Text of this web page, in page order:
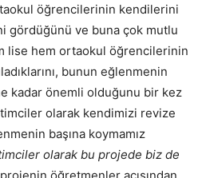
öğrencilerinin kendilerini
gördüğünü ve buna çok mutlu
lise hem ortaokul öğrencilerinin
bunun eğlenmenin
kadar önemli olduğunu bir kez
olarak kendimizi revize
başına koymamız
olarak bu projede biz de